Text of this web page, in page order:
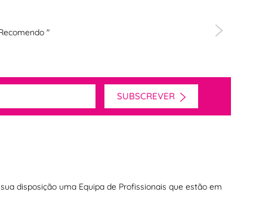
"
SUBSCREVER
disposição uma Equipa de Profissionais que estão em